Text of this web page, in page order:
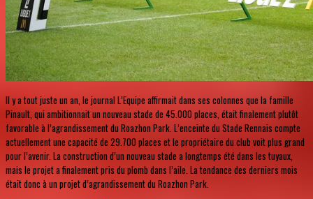
Il y a tout juste un an, le journal L’Equipe affirmait dans ses colonnes que la famille
Pinault, qui ambitionnait un nouveau stade de 45.000 places, était finalement plutôt
favorable à l’agrandissement du Roazhon Park. L’enceinte du Stade Rennais compte
actuellement une capacité de 29.700 places et le propriétaire du club voit plus grand
pour l’avenir. La construction d’un nouveau stade a longtemps été dans les tuyaux,
mais le projet a finalement pris du plomb dans l’aile. La tendance des derniers mois
était donc à un projet d’agrandissement du Roazhon Park.